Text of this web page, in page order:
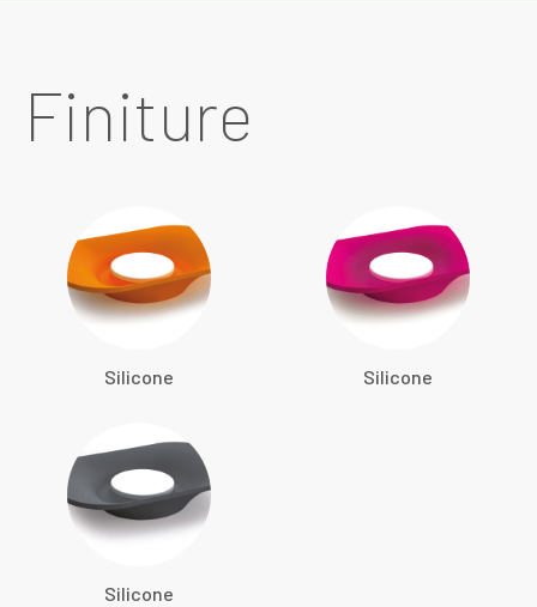
Finiture
Silicone Silicone
Silicone